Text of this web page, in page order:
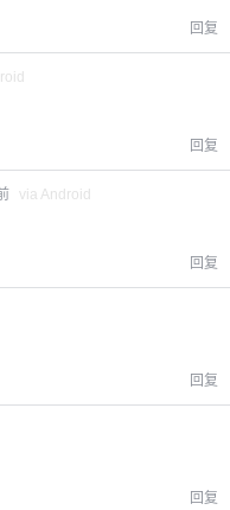
回复
回复
via Android
回复
回复
回复